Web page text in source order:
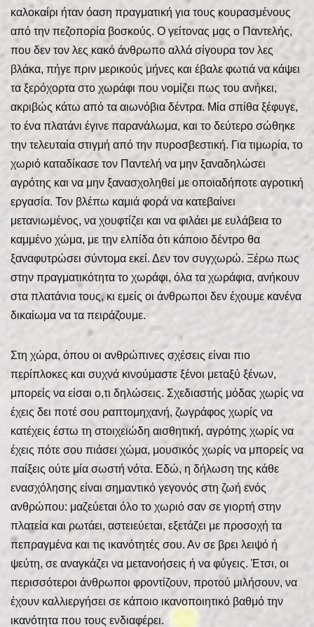
καλοκαίρι ήταν όαση πραγματική για τους κουρασμένους
από την πεζοπορία βοσκούς. Ο γείτονας μας ο Παντελής,
που δεν τον λες κακό άνθρωπο αλλά σίγουρα τον λες
βλάκα, πήγε πριν μερικούς μήνες και έβαλε φωτιά να κάψει
τα ξερόχορτα στο χωράφι που νομίζει πως του ανήκει,
ακριβώς κάτω από τα αιωνόβια δέντρα. Μία σπίθα ξέφυγε,
το ένα πλατάνι έγινε παρανάλωμα, και το δεύτερο σώθηκε
την τελευταία στιγμή από την πυροσβεστική. Για τιμωρία, το
χωριό καταδίκασε τον Παντελή να μην ξαναδηλώσει
αγρότης και να μην ξανασχοληθεί με οποιαδήποτε αγροτική
εργασία. Τον βλέπω καμιά φορά να κατεβαίνει
μετανιωμένος, να χουφτίζει και να φιλάει με ευλάβεια το
καμμένο χώμα, με την ελπίδα ότι κάποιο δέντρο θα
ξαναφυτρώσει σύντομα εκεί. Δεν τον συγχωρώ. Ξέρω πως
στην πραγματικότητα το χωράφι, όλα τα χωράφια, ανήκουν
στα πλατάνια τους, κι εμείς οι άνθρωποι δεν έχουμε κανένα
δικαίωμα να τα πειράζουμε.
Στη χώρα, όπου οι ανθρώπινες σχέσεις είναι πιο
περίπλοκες και συχνά κινούμαστε ξένοι μεταξύ ξένων,
μπορείς να είσαι ο,τι δηλώσεις. Σχεδιαστής μόδας χωρίς να
έχεις δει ποτέ σου ραπτομηχανή, ζωγράφος χωρίς να
κατέχεις έστω τη στοιχειώδη αισθητική, αγρότης χωρίς να
έχεις πότε σου πιάσει χώμα, μουσικός χωρίς να μπορείς να
παίξεις ούτε μία σωστή νότα. Εδώ, η δήλωση της κάθε
ενασχόλησης είναι σημαντικό γεγονός στη ζωή ενός
ανθρώπου: μαζεύεται όλο το χωριό σαν σε γιορτή στην
πλατεία και ρωτάει, αστειεύεται, εξετάζει με προσοχή τα
πεπραγμένα και τις ικανότητές σου. Αν σε βρει λειψό ή
ψεύτη, σε αναγκάζει να μετανοήσεις ή να φύγεις. Έτσι, οι
περισσότεροι άνθρωποι φροντίζουν, προτού μιλήσουν, να
έχουν καλλιεργήσει σε κάποιο ικανοποιητικό βαθμό την
ικανότητα που τους ενδιαφέρει.